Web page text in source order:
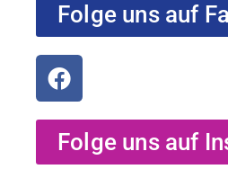
Folge uns auf
Folge uns auf